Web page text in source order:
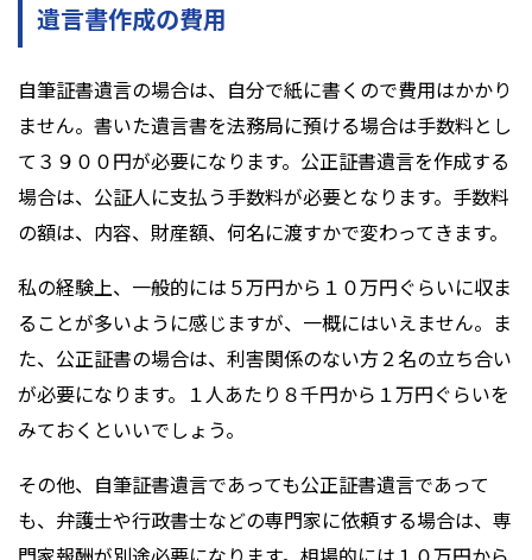
遺言書作成の費用
自筆証書遺言の場合は、自分で紙に書くので費用はかかり
ません。書いた遺言書を法務局に預ける場合は手数料とし
て３９００円が必要になります。公正証書遺言を作成する
場合は、公証人に支払う手数料が必要となります。手数料
の額は、内容、財産額、何名に渡すかで変わってきます。
私の経験上、一般的には５万円から１０万円ぐらいに収ま
ることが多いように感じますが、一概にはいえません。ま
た、公正証書の場合は、利害関係のない方２名の立ち合い
が必要になります。１人あたり８千円から１万円ぐらいを
みておくといいでしょう。
その他、自筆証書遺言であっても公正証書遺言であって
も、弁護士や行政書士などの専門家に依頼する場合は、専